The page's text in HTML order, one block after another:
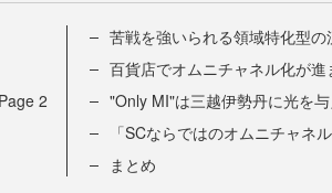
Page 2
苦戦を強いられる領域特化型
百貨店でオムニチャネル化が進
"Only MI"は三越伊勢丹に光を
「SCならではのオムニチャネ
まとめ